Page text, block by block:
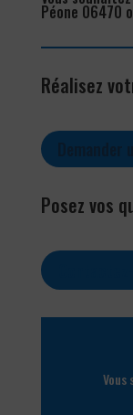
Péone 06470
Réalisez
Posez vos